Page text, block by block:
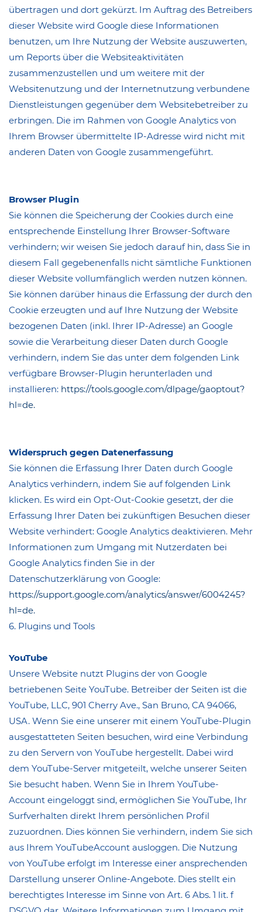
übertragen und dort gekürzt. Im Auftrag des Betreibers
dieser Website wird Google diese Informationen
benutzen, um Ihre Nutzung der Website auszuwerten,
um Reports über die Websiteaktivitäten
zusammenzustellen und um weitere mit der
Websitenutzung und der Internetnutzung verbundene
Dienstleistungen gegenüber dem Websitebetreiber zu
erbringen. Die im Rahmen von Google Analytics von
Ihrem Browser übermittelte IP-Adresse wird nicht mit
anderen Daten von Google zusammengeführt.
Browser Plugin
Sie können die Speicherung der Cookies durch eine
entsprechende Einstellung Ihrer Browser-Software
verhindern; wir weisen Sie jedoch darauf hin, dass Sie in
diesem Fall gegebenenfalls nicht sämtliche Funktionen
dieser Website vollumfänglich werden nutzen können.
Sie können darüber hinaus die Erfassung der durch den
Cookie erzeugten und auf Ihre Nutzung der Website
bezogenen Daten (inkl. Ihrer IP-Adresse) an Google
sowie die Verarbeitung dieser Daten durch Google
verhindern, indem Sie das unter dem folgenden Link
verfügbare Browser-Plugin herunterladen und
installieren: https://tools.google.com/dlpage/gaoptout?
hl=de.
Widerspruch gegen Datenerfassung
Sie können die Erfassung Ihrer Daten durch Google
Analytics verhindern, indem Sie auf folgenden Link
klicken. Es wird ein Opt-Out-Cookie gesetzt, der die
Erfassung Ihrer Daten bei zukünftigen Besuchen dieser
Website verhindert: Google Analytics deaktivieren. Mehr
Informationen zum Umgang mit Nutzerdaten bei
Google Analytics finden Sie in der
Datenschutzerklärung von Google:
https://support.google.com/analytics/answer/6004245?
hl=de.
6. Plugins und Tools
YouTube
Unsere Website nutzt Plugins der von Google
betriebenen Seite YouTube. Betreiber der Seiten ist die
YouTube, LLC, 901 Cherry Ave., San Bruno, CA 94066,
USA. Wenn Sie eine unserer mit einem YouTube-Plugin
ausgestatteten Seiten besuchen, wird eine Verbindung
zu den Servern von YouTube hergestellt. Dabei wird
dem YouTube-Server mitgeteilt, welche unserer Seiten
Sie besucht haben. Wenn Sie in Ihrem YouTube-
Account eingeloggt sind, ermöglichen Sie YouTube, Ihr
Surfverhalten direkt Ihrem persönlichen Profil
zuzuordnen. Dies können Sie verhindern, indem Sie sich
aus Ihrem YouTubeAccount ausloggen. Die Nutzung
von YouTube erfolgt im Interesse einer ansprechenden
Darstellung unserer Online-Angebote. Dies stellt ein
berechtigtes Interesse im Sinne von Art. 6 Abs. 1 lit. f